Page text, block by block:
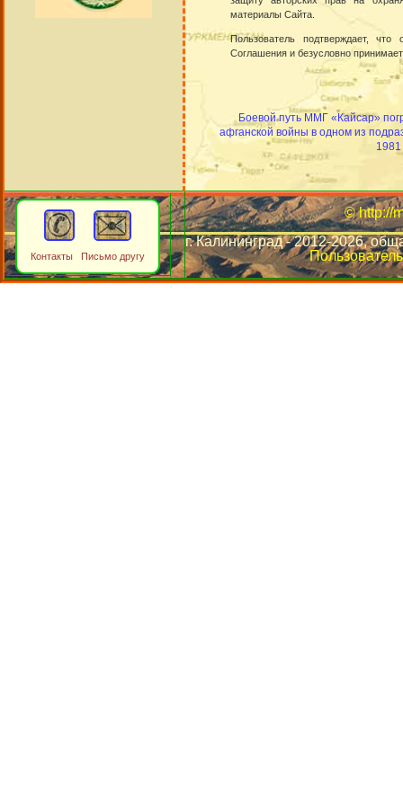
материалы Сайта.
Пользователь подтверждает,
Соглашения и безусловно
Боевой путь ММГ «Кайсар»
афганской войны в одном из
1981
Контакты Письмо другу
© http://
г. Калининград - 2012-2026,